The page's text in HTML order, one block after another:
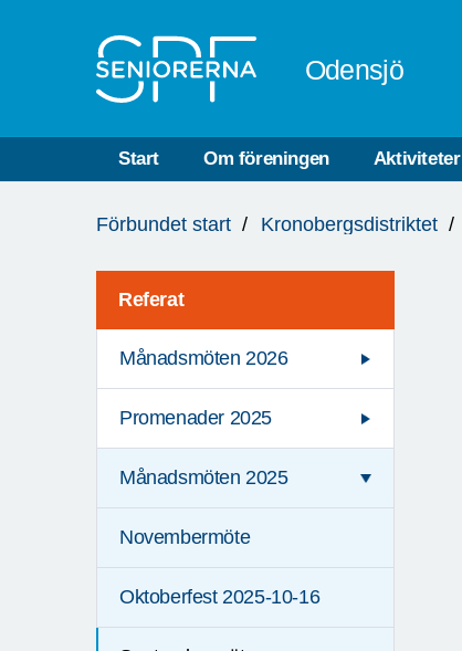
Odensjö
Start Om föreningen Aktiviteter
är
Förbundet start Kronobergsdistriktet
Referat
Månadsmöten 2026
Promenader 2025
Månadsmöten 2025
Novembermöte
Oktoberfest 2025-10-16